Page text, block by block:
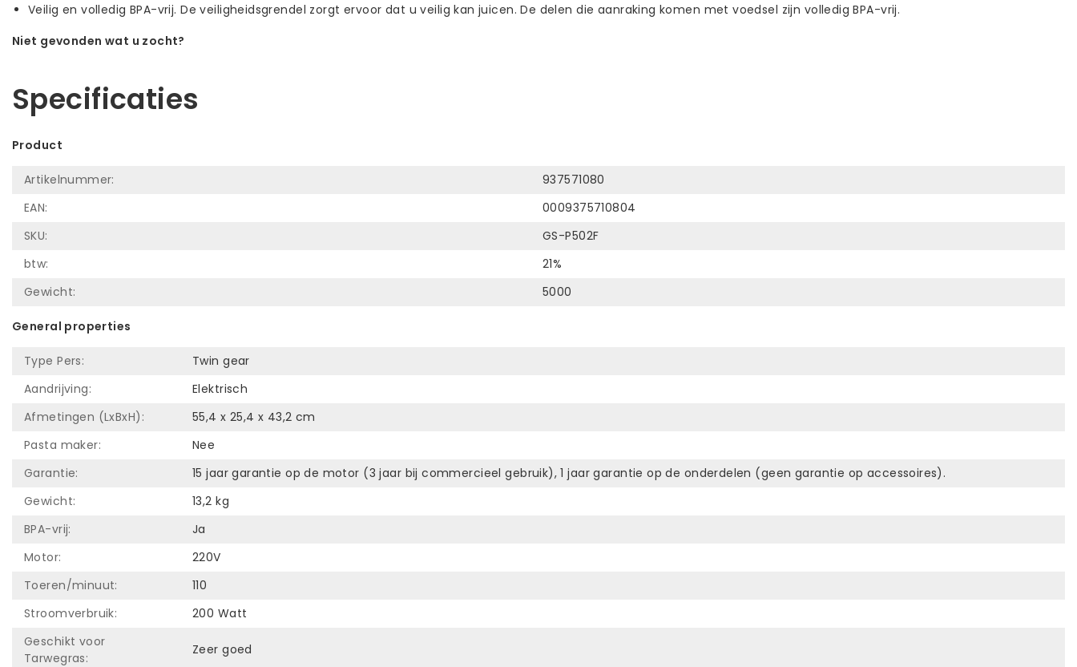
Veilig en volledig BPA-vrij. De veiligheidsgrendel zorgt ervoor dat u veilig kan juicen. De delen die aanraking komen met voedsel zijn volledig BPA-vrij.
Niet gevonden wat u zocht?
Specificaties
Product
Artikelnummer:
937571080
EAN:
0009375710804
SKU:
GS-P502F
btw:
21%
Gewicht:
5000
General properties
Type Pers:
Twin gear
Aandrijving:
Elektrisch
Afmetingen (LxBxH):
55,4 x 25,4 x 43,2 cm
Pasta maker:
Nee
Garantie:
15 jaar garantie op de motor (3 jaar bij commercieel gebruik), 1 jaar garantie op de onderdelen (geen garantie op accessoires).
Gewicht:
13,2 kg
BPA-vrij:
Ja
Motor:
220V
Toeren/minuut:
110
Stroomverbruik:
200 Watt
Geschikt voor
Tarwegras:
Zeer goed